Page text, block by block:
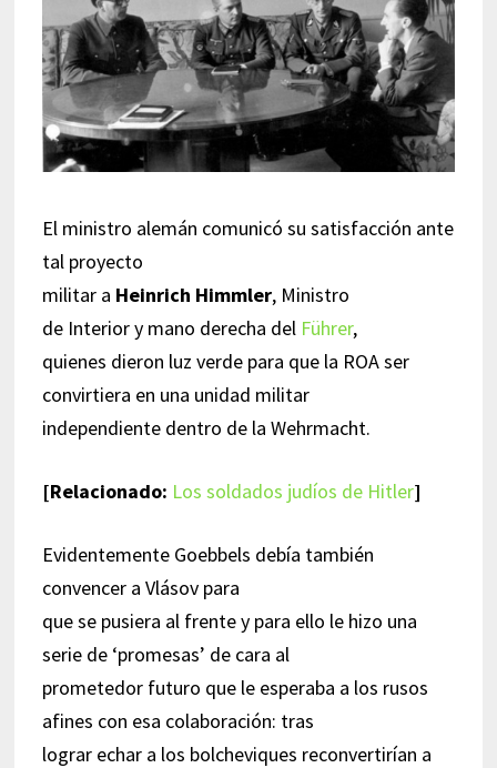
El ministro alemán comunicó su satisfacción ante
tal proyecto
militar a Heinrich Himmler, Ministro
de Interior y mano derecha del Führer,
quienes dieron luz verde para que la ROA ser
convirtiera en una unidad militar
independiente dentro de la Wehrmacht.
[Relacionado: Los soldados judíos de Hitler]
Evidentemente Goebbels debía también
convencer a Vlásov para
que se pusiera al frente y para ello le hizo una
serie de ‘promesas’ de cara al
prometedor futuro que le esperaba a los rusos
afines con esa colaboración: tras
lograr echar a los bolcheviques reconvertirían a